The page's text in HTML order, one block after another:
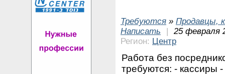
Требуются » Продавцы,
Написать
|
25 февраля
Регион: Центр
Работа без
требуются: - кассиры